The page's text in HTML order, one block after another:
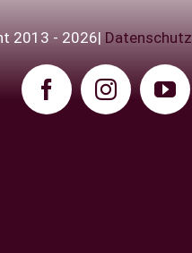
2013 - 2026| Datenschutz